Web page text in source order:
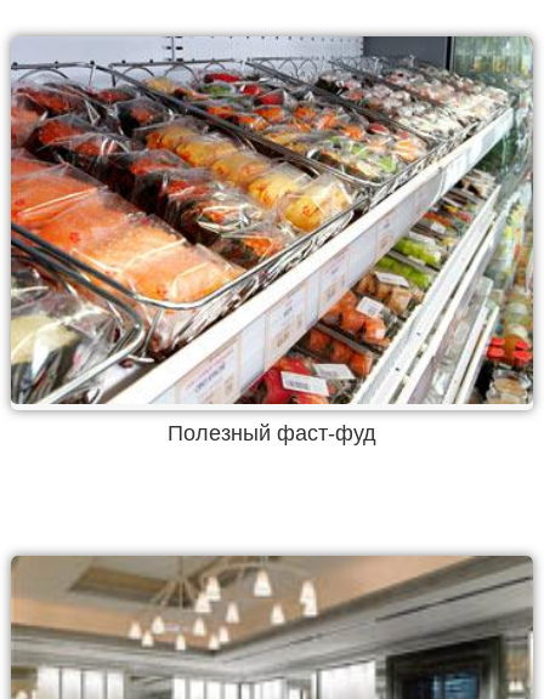
Полезный фаст-фуд